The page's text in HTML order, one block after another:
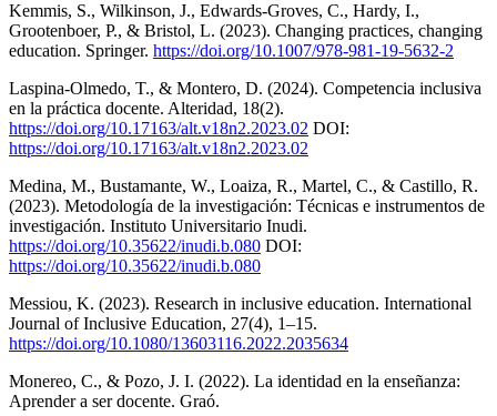
Kemmis, S., Wilkinson, J., Edwards-Groves, C., Hardy, I.,
Grootenboer, P., & Bristol, L. (2023). Changing practices, changing
education. Springer. https://doi.org/10.1007/978-981-19-5632-2
Laspina-Olmedo, T., & Montero, D. (2024). Competencia inclusiva
en la práctica docente. Alteridad, 18(2).
https://doi.org/10.17163/alt.v18n2.2023.02 DOI:
https://doi.org/10.17163/alt.v18n2.2023.02
Medina, M., Bustamante, W., Loaiza, R., Martel, C., & Castillo, R.
(2023). Metodología de la investigación: Técnicas e instrumentos de
investigación. Instituto Universitario Inudi.
https://doi.org/10.35622/inudi.b.080 DOI:
https://doi.org/10.35622/inudi.b.080
Messiou, K. (2023). Research in inclusive education. International
Journal of Inclusive Education, 27(4), 1–15.
https://doi.org/10.1080/13603116.2022.2035634
Monereo, C., & Pozo, J. I. (2022). La identidad en la enseñanza:
Aprender a ser docente. Graó.